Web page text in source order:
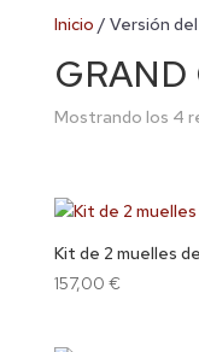
Inicio / Versión del
GRAND
Mostrando los 4
Kit de 2 muelles
157,00 €